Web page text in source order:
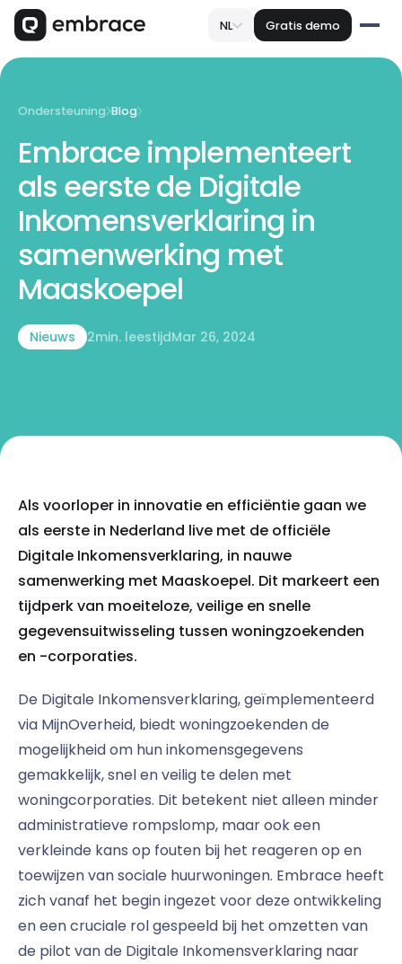
NL Gratis demo
Ondersteuning Blog
Embrace implementeert
als eerste de Digitale
Inkomensverklaring in
samenwerking met
Maaskoepel
Nieuws 2min. leestijdMar 26, 2024
Als voorloper in innovatie en efficiëntie gaan we
als eerste in Nederland live met de officiële
Digitale Inkomensverklaring, in nauwe
samenwerking met Maaskoepel. Dit markeert een
tijdperk van moeiteloze, veilige en snelle
gegevensuitwisseling tussen woningzoekenden
en -corporaties.
De Digitale Inkomensverklaring, geïmplementeerd
via MijnOverheid, biedt woningzoekenden de
mogelijkheid om hun inkomensgegevens
gemakkelijk, snel en veilig te delen met
woningcorporaties. Dit betekent niet alleen minder
administratieve rompslomp, maar ook een
verkleinde kans op fouten bij het reageren op en
toewijzen van sociale huurwoningen. Embrace heeft
zich vanaf het begin ingezet voor deze ontwikkeling
en een cruciale rol gespeeld bij het omzetten van
de pilot van de Digitale Inkomensverklaring naar